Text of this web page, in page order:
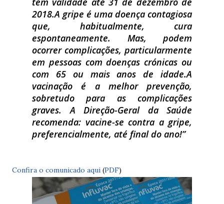
2018.A gripe é uma doença contagiosa
que, habitualmente, cura
espontaneamente. Mas, podem
ocorrer complicações, particularmente
em pessoas com doenças crónicas ou
com 65 ou mais anos de idade.A
vacinação é a melhor prevenção,
sobretudo para as complicações
graves.A Direção-Geral da Saúde
recomenda: vacine-se contra a gripe,
preferencialmente, até final do ano!
Confira o comunicado aqui (PDF)